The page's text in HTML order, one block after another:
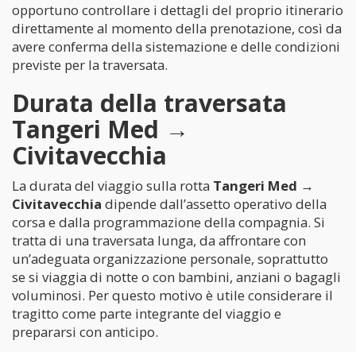
opportuno controllare i dettagli del proprio itinerario
direttamente al momento della prenotazione, così da
avere conferma della sistemazione e delle condizioni
previste per la traversata.
Durata della traversata
Tangeri Med →
Civitavecchia
La durata del viaggio sulla rotta Tangeri Med →
Civitavecchia dipende dall’assetto operativo della
corsa e dalla programmazione della compagnia. Si
tratta di una traversata lunga, da affrontare con
un’adeguata organizzazione personale, soprattutto
se si viaggia di notte o con bambini, anziani o bagagli
voluminosi. Per questo motivo è utile considerare il
tragitto come parte integrante del viaggio e
prepararsi con anticipo.